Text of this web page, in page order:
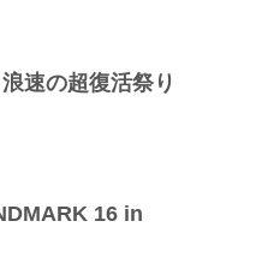
速の超復活祭り
16 in